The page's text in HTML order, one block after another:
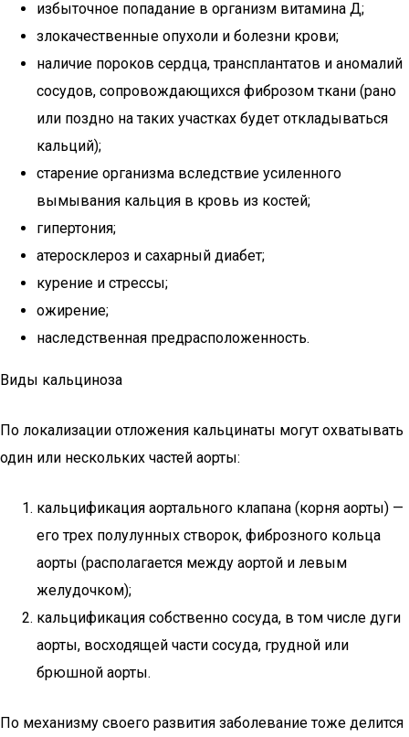
избыточное попадание в организм витамина Д;
злокачественные опухоли и болезни крови;
наличие пороков сердца, трансплантатов и аномалий
сосудов, сопровождающихся фиброзом ткани (рано
или поздно на таких участках будет откладываться
кальций);
старение организма вследствие усиленного
вымывания кальция в кровь из костей;
гипертония;
атеросклероз и сахарный диабет;
курение и стрессы;
ожирение;
наследственная предрасположенность.
Виды кальциноза
По локализации отложения кальцинаты могут охватывать
один или нескольких частей аорты:
кальцификация аортального клапана (корня аорты) —
его трех полулунных створок, фиброзного кольца
аорты (располагается между аортой и левым
желудочком);
кальцификация собственно сосуда, в том числе дуги
аорты, восходящей части сосуда, грудной или
брюшной аорты.
По механизму своего развития заболевание тоже делится